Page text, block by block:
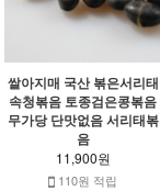
쌀아지매 국산 볶은서리태
속청볶음 토종검은콩볶음
무가당 단맛없음 서리태볶
음
11,900원
110원 적립